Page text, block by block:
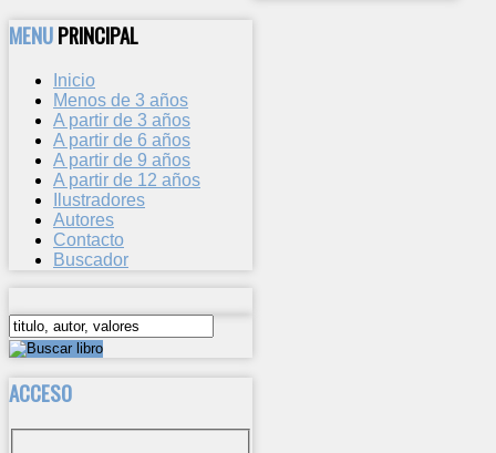
MENUPRINCIPAL
Inicio
Menos de 3 años
A partir de 3 años
A partir de 6 años
A partir de 9 años
A partir de 12 años
Ilustradores
Autores
Contacto
Buscador
ACCESO